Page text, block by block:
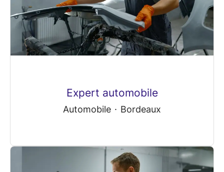
Expert automobile
Automobile · Bordeaux